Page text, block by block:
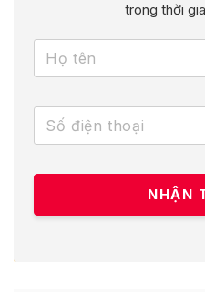
trong thời